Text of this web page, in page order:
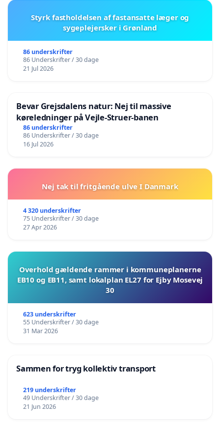
Styrk fastholdelsen af fastansatte læger og
sygeplejersker i Grønland
86 underskrifter
86 Underskrifter / 30 dage
21 Jul 2026
Bevar Grejsdalens natur: Nej til massive
køreledninger på Vejle-Struer-banen
86 underskrifter
86 Underskrifter / 30 dage
16 Jul 2026
Nej tak til fritgående ulve I Danmark
4 320 underskrifter
75 Underskrifter / 30 dage
27 Apr 2026
Overhold gældende rammer i kommuneplanerne
EB10 og EB11, samt lokalplan EL27 for Ejby Mosevej
30
623 underskrifter
55 Underskrifter / 30 dage
31 Mar 2026
Sammen for tryg kollektiv transport
219 underskrifter
49 Underskrifter / 30 dage
21 Jun 2026